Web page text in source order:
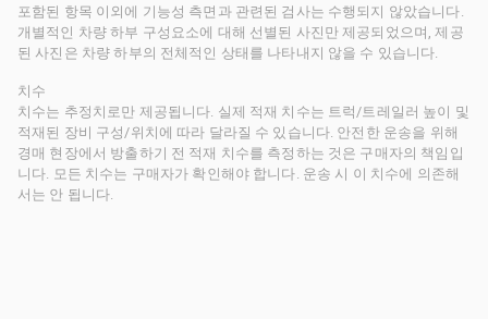
포함된 항목 이외에 기능성 측면과 관련된 검사는 수행되지 않았습니다.
개별적인 차량 하부 구성요소에 대해 선별된 사진만 제공되었으며, 제공
된 사진은 차량 하부의 전체적인 상태를 나타내지 않을 수 있습니다.
치수
치수는 추정치로만 제공됩니다. 실제 적재 치수는 트럭/트레일러 높이 및
적재된 장비 구성/위치에 따라 달라질 수 있습니다. 안전한 운송을 위해
경매 현장에서 방출하기 전 적재 치수를 측정하는 것은 구매자의 책임입
니다. 모든 치수는 구매자가 확인해야 합니다. 운송 시 이 치수에 의존해
서는 안 됩니다.